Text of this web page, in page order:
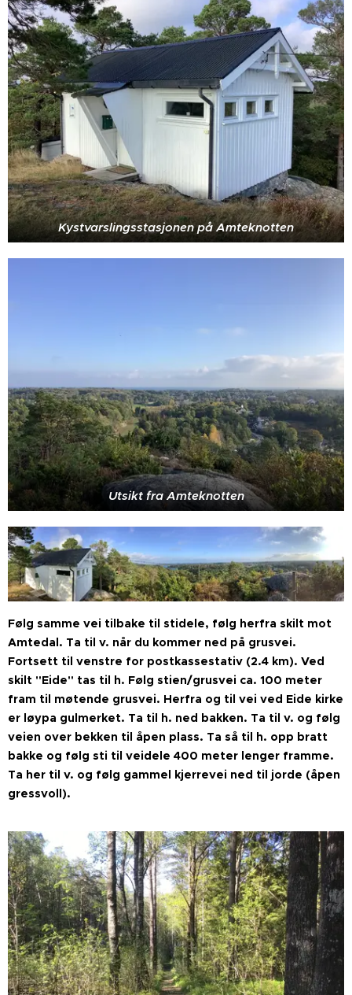
Kystvarslingsstasjonen på Amteknotten
Utsikt fra Amteknotten
Følg samme vei tilbake til stidele, følg herfra skilt mot
Amtedal. Ta til v. når du kommer ned på grusvei.
Fortsett til venstre for postkassestativ (2.4 km). Ved
skilt "Eide" tas til h. Følg stien/grusvei ca. 100 meter
fram til møtende grusvei. Herfra og til vei ved Eide kirke
er løypa gulmerket. Ta til h. ned bakken. Ta til v. og følg
veien over bekken til åpen plass. Ta så til h. opp bratt
bakke og følg sti til veidele 400 meter lenger framme.
Ta her til v. og følg gammel kjerrevei ned til jorde (åpen
gressvoll).